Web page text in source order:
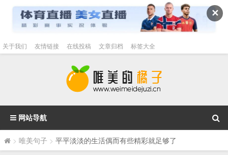
✕
关于我们 友情链接 在线投稿 文章归档 标签大全
网站导航
> 唯美句子 > 平平淡淡的生活偶而有些精彩就足够了